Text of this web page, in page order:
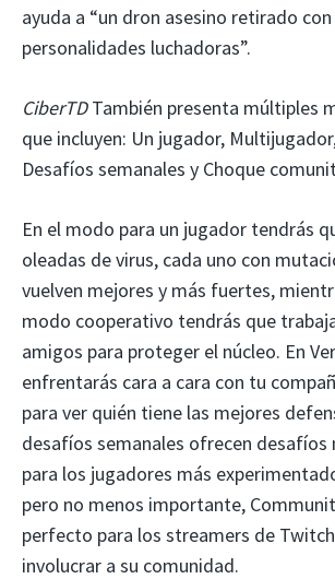
ayuda a “un dron asesino retirado
personalidades luchadoras”.
CiberTDTambién presenta múltiples
que incluyen: Un jugador,
Desafíos semanales y Choque
En el modo para un jugador tendrás
oleadas de virus, cada uno con
vuelven mejores y más fuertes,
modo cooperativo tendrás que
amigos para proteger el núcleo. En
enfrentarás cara a cara con tu
para ver quién tiene las mejores
desafíos semanales ofrecen desafíos
para los jugadores más
pero no menos importante,
perfecto para los streamers de
involucrar a su comunidad.